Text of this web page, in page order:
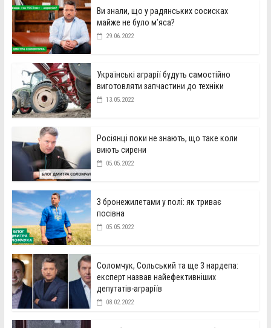
Ви знали, що у радянських сосисках
майже не було м’яса?
29.06.2022
Українські аграрії будуть самостійно
виготовляти запчастини до техніки
13.05.2022
Росіянці поки не знають, що таке коли
виють сирени
05.05.2022
З бронежилетами у полі: як триває
посівна
05.05.2022
Соломчук, Сольський та ще 3 нардепа:
експерт назвав найефективніших
депутатів-аграріїв
08.02.2022